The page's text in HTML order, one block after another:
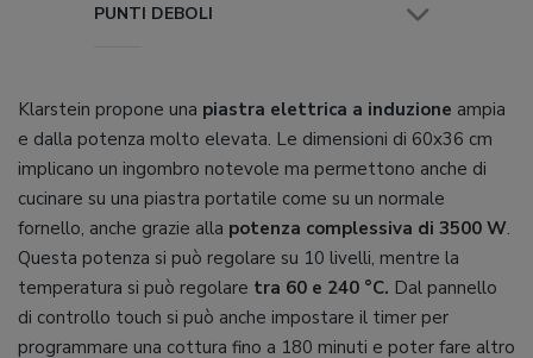
PUNTI DEBOLI
Klarstein propone una piastra elettrica a induzione ampia
e dalla potenza molto elevata. Le dimensioni di 60x36 cm
implicano un ingombro notevole ma permettono anche di
cucinare su una piastra portatile come su un normale
fornello, anche grazie alla potenza complessiva di 3500 W.
Questa potenza si può regolare su 10 livelli, mentre la
temperatura si può regolare tra 60 e 240 °C. Dal pannello
di controllo touch si può anche impostare il timer per
programmare una cottura fino a 180 minuti e poter fare altro